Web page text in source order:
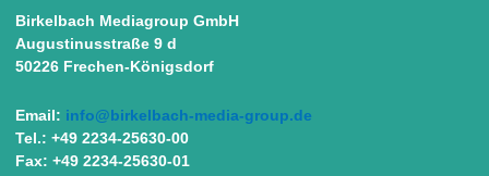
Birkelbach Mediagroup GmbH
Augustinusstraße 9 d
50226 Frechen-Königsdorf
Email: info@birkelbach-media-group.de
Tel.: +49 2234-25630-00
Fax: +49 2234-25630-01